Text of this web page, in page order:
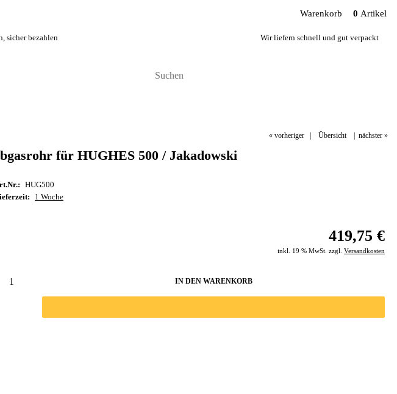
sicher bezahlen Wir liefern schnell und gut verpackt
Warenkorb 0 Artikel
« vorheriger Übersicht| nächster »
für HUGHES 500 / Jakadowski
HUG500
1 Woche
419,75 €
inkl. 19 % MwSt. zzgl. Versandkosten
IN DEN WARENKORB